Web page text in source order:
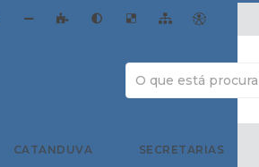
CATANDUVA SECRETARIAS